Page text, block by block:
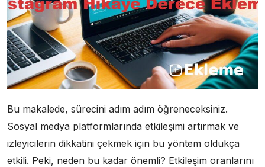
Bu makalede, sürecini adım adım öğreneceksiniz.
Sosyal medya platformlarında etkileşimi artırmak ve
izleyicilerin dikkatini çekmek için bu yöntem oldukça
etkili. Peki, neden bu kadar önemli? Etkileşim oranlarını